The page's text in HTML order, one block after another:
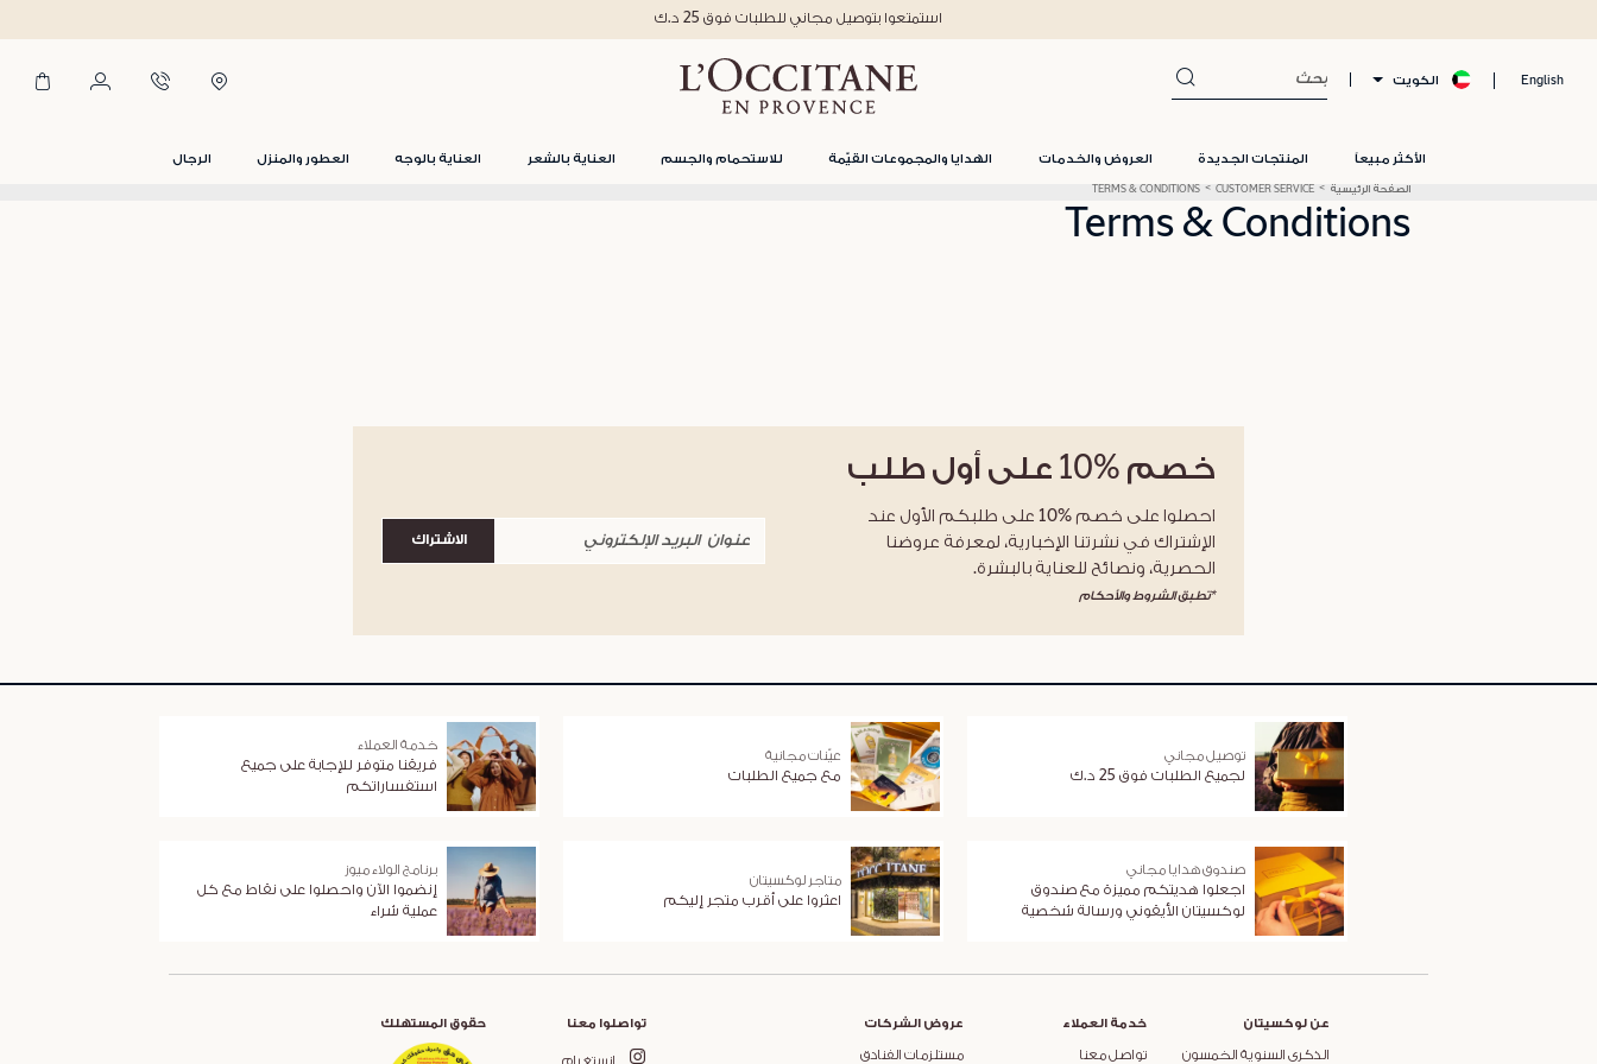
English الكويت
الأكثر مبيعاً المنتجات الجديدة العروض والخدمات الهدايا والمجموعات القيّمة للاستحمام والجسم العناية بالشعر العناية بالوجه العطور والمنزل الرجال
استمتعوا بتوصيل مجاني للطلبات فوق 25 د.ك
الصفحة الرئيسية CUSTOMER SERVICE
TERMS & CONDITIONS
Terms & Conditions
خصم %10 على أول طلب
احصلوا على خصم %10 على طلبكم الأول عند
الإشتراك في نشرتنا الإخبارية، لمعرفة عروضنا
الحصرية، ونصائح للعناية بالبشرة.
*تطبق الشروط والأحكام
الاشتراك
توصيل مجاني
لجميع الطلبات فوق 25 د.ك
عيّنات مجانية
مع جميع الطلبات
خدمة العملاء
فريقنا متوفر للإجابة على جميع
استفساراتكم
صندوق هدايا مجاني
اجعلوا هديتكم مميزة مع صندوق
لوكسيتان الأيقوني ورسالة شخصية
متاجر لوكسيتان
اعثروا على أقرب متجر إليكم
برنامج الولاء ميوز
إنضموا الآن واحصلوا على نقاط مع كل
عملية شراء
عن لوكسيتان
الذكرى السنوية الخمسون
خدمة العملاء
تواصل معنا
عروض الشركات
مستلزمات الفنادق
تواصلوا معنا حقوق المستهلك